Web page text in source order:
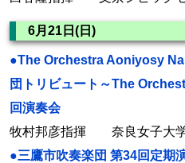
6月21日(日)
●The Orchestra Aoniyosy
団トリビュート～The
回演奏会
牧村邦彦指揮 奈良女子大
●三鷹市吹奏楽団 第34回定期